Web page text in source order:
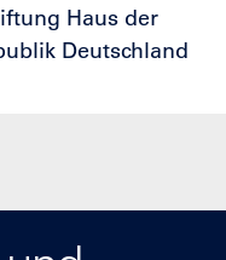
Haus der
Deutschland